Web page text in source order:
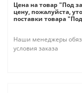
Цена на товар "Под
цену, пожалуйста,
поставки товара
Наши менеджеры
условия заказа